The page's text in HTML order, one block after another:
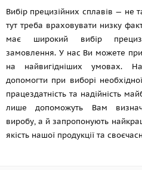
Вибір прецизійних сплавів — не
тут треба враховувати низку
має широкий вибір
замовлення. У нас Ви можете
на найвигідніших умовах.
допомогти при виборі
працездатність та надійність
лише допоможуть Вам
виробу, а й запропонують
якість нашої продукції та